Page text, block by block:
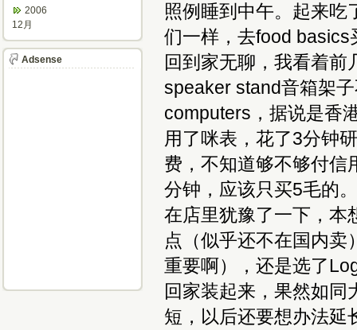
照例睡到中午。起来吃
们一样，去food basics
回到家无聊，我看着前
speaker stand音箱架
computers，据说是香
用了咪表，花了3分钟
费，不知道够不够付信
分钟，应该只买5毛的。
在店里犹豫了一下，本
点（似乎还不在国内卖
重要啊），还是选了
回家装起来，果然如同
短，以后还要想办法延
2006
12月
Adsense